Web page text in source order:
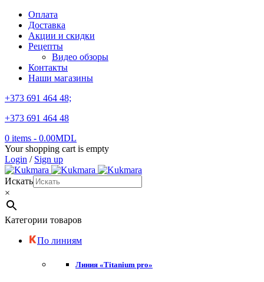
Оплата
Доставка
Акции и скидки
Рецепты
Видео обзоры
Контакты
Наши магазины
+373 691 464 48;
+373 691 464 48
0 items - 0.00MDL
Your shopping cart is empty
Login / Sign up
Искать
×
Категории товаров
По линиям
Линия «Titanium pro»